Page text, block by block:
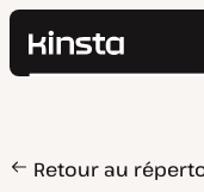
Kinsta®
Prix
Rechercher
Retour au